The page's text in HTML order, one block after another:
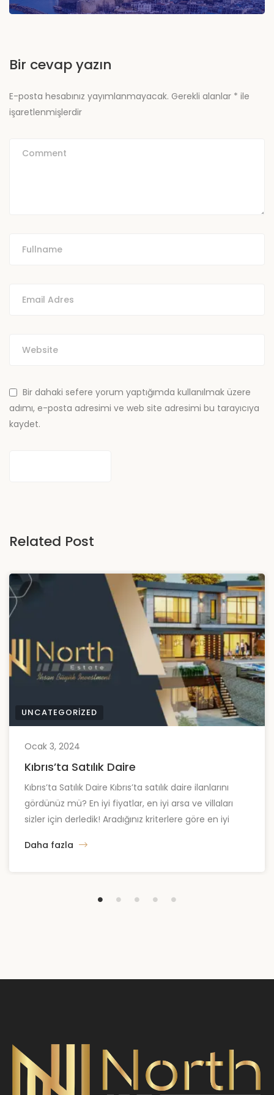
Bir cevap yazın
E-posta hesabınız yayımlanmayacak. Gerekli alanlar * ile
işaretlenmişlerdir
Bir dahaki sefere yorum yaptığımda kullanılmak üzere
adımı, e-posta adresimi ve web site adresimi bu tarayıcıya
kaydet.
Related Post
UNCATEGORIZED
Ocak 3, 2024
Kıbrıs’ta Satılık Daire
Kıbrıs’ta Satılık Daire Kıbrıs’ta satılık daire ilanlarını
gördünüz mü? En iyi fiyatlar, en iyi arsa ve villaları
sizler için derledik! Aradığınız kriterlere göre en iyi
güzel konumunu görmek ister misiniz? Kıbrıs Satılık
Daha fazla